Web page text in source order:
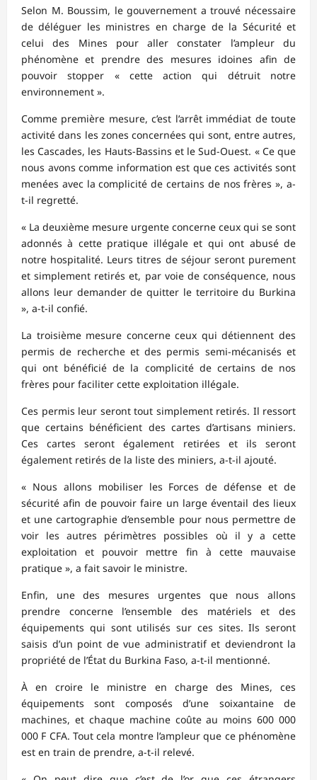
Selon M. Boussim, le gouvernement a trouvé nécessaire
de déléguer les ministres en charge de la Sécurité et
celui des Mines pour aller constater l’ampleur du
phénomène et prendre des mesures idoines afin de
pouvoir stopper « cette action qui détruit notre
environnement ».
Comme première mesure, c’est l’arrêt immédiat de toute
activité dans les zones concernées qui sont, entre autres,
les Cascades, les Hauts-Bassins et le Sud-Ouest. « Ce que
nous avons comme information est que ces activités sont
menées avec la complicité de certains de nos frères », a-
t-il regretté.
« La deuxième mesure urgente concerne ceux qui se sont
adonnés à cette pratique illégale et qui ont abusé de
notre hospitalité. Leurs titres de séjour seront purement
et simplement retirés et, par voie de conséquence, nous
allons leur demander de quitter le territoire du Burkina
», a-t-il confié.
La troisième mesure concerne ceux qui détiennent des
permis de recherche et des permis semi-mécanisés et
qui ont bénéficié de la complicité de certains de nos
frères pour faciliter cette exploitation illégale.
Ces permis leur seront tout simplement retirés. Il ressort
que certains bénéficient des cartes d’artisans miniers.
Ces cartes seront également retirées et ils seront
également retirés de la liste des miniers, a-t-il ajouté.
« Nous allons mobiliser les Forces de défense et de
sécurité afin de pouvoir faire un large éventail des lieux
et une cartographie d’ensemble pour nous permettre de
voir les autres périmètres possibles où il y a cette
exploitation et pouvoir mettre fin à cette mauvaise
pratique », a fait savoir le ministre.
Enfin, une des mesures urgentes que nous allons
prendre concerne l’ensemble des matériels et des
équipements qui sont utilisés sur ces sites. Ils seront
saisis d’un point de vue administratif et deviendront la
propriété de l’État du Burkina Faso, a-t-il mentionné.
À en croire le ministre en charge des Mines, ces
équipements sont composés d’une soixantaine de
machines, et chaque machine coûte au moins 600 000
000 F CFA. Tout cela montre l’ampleur que ce phénomène
est en train de prendre, a-t-il relevé.